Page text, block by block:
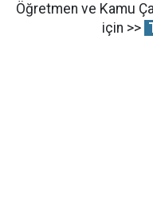
Öğretmen ve Kamu
için >>